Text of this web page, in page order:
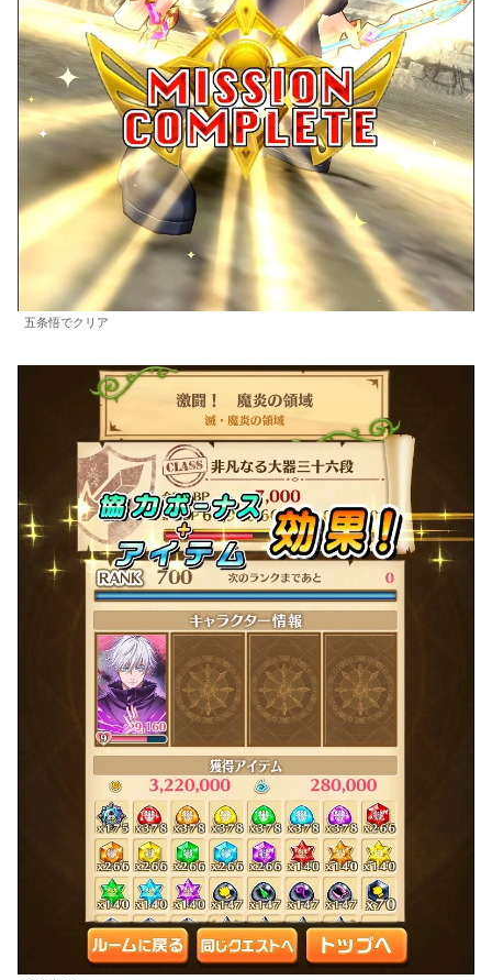
五条悟でクリア